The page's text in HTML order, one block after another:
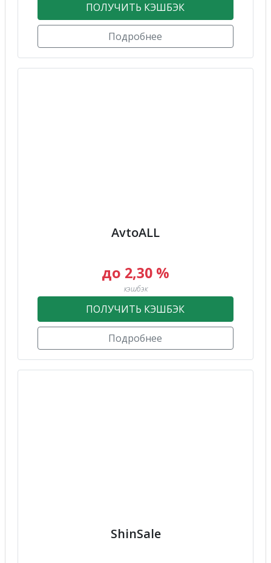
ПОЛУЧИТЬ КЭШБЭК
Подробнее
AvtoALL
до 2,30 %
кэшбэк
ПОЛУЧИТЬ КЭШБЭК
Подробнее
ShinSale